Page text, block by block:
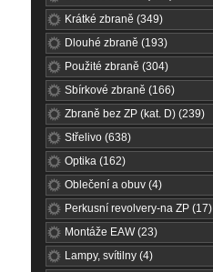
Krátké zbraně (349)
Dlouhé zbraně (193)
Použité zbraně (304)
Sbírkové zbraně (166)
Zbraně bez ZP (kat. D) (239)
Střelivo (638)
Optika (162)
Oblečení a obuv (4)
Perkusní revolvery-na ZP (17)
Montáže EAW (23)
Lampy, svítilny (4)